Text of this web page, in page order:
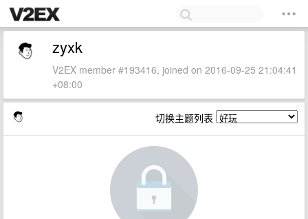
zyxk
V2EX member #193416, joined on 2016-09-25 21:04:41
+08:00
切换主题列表